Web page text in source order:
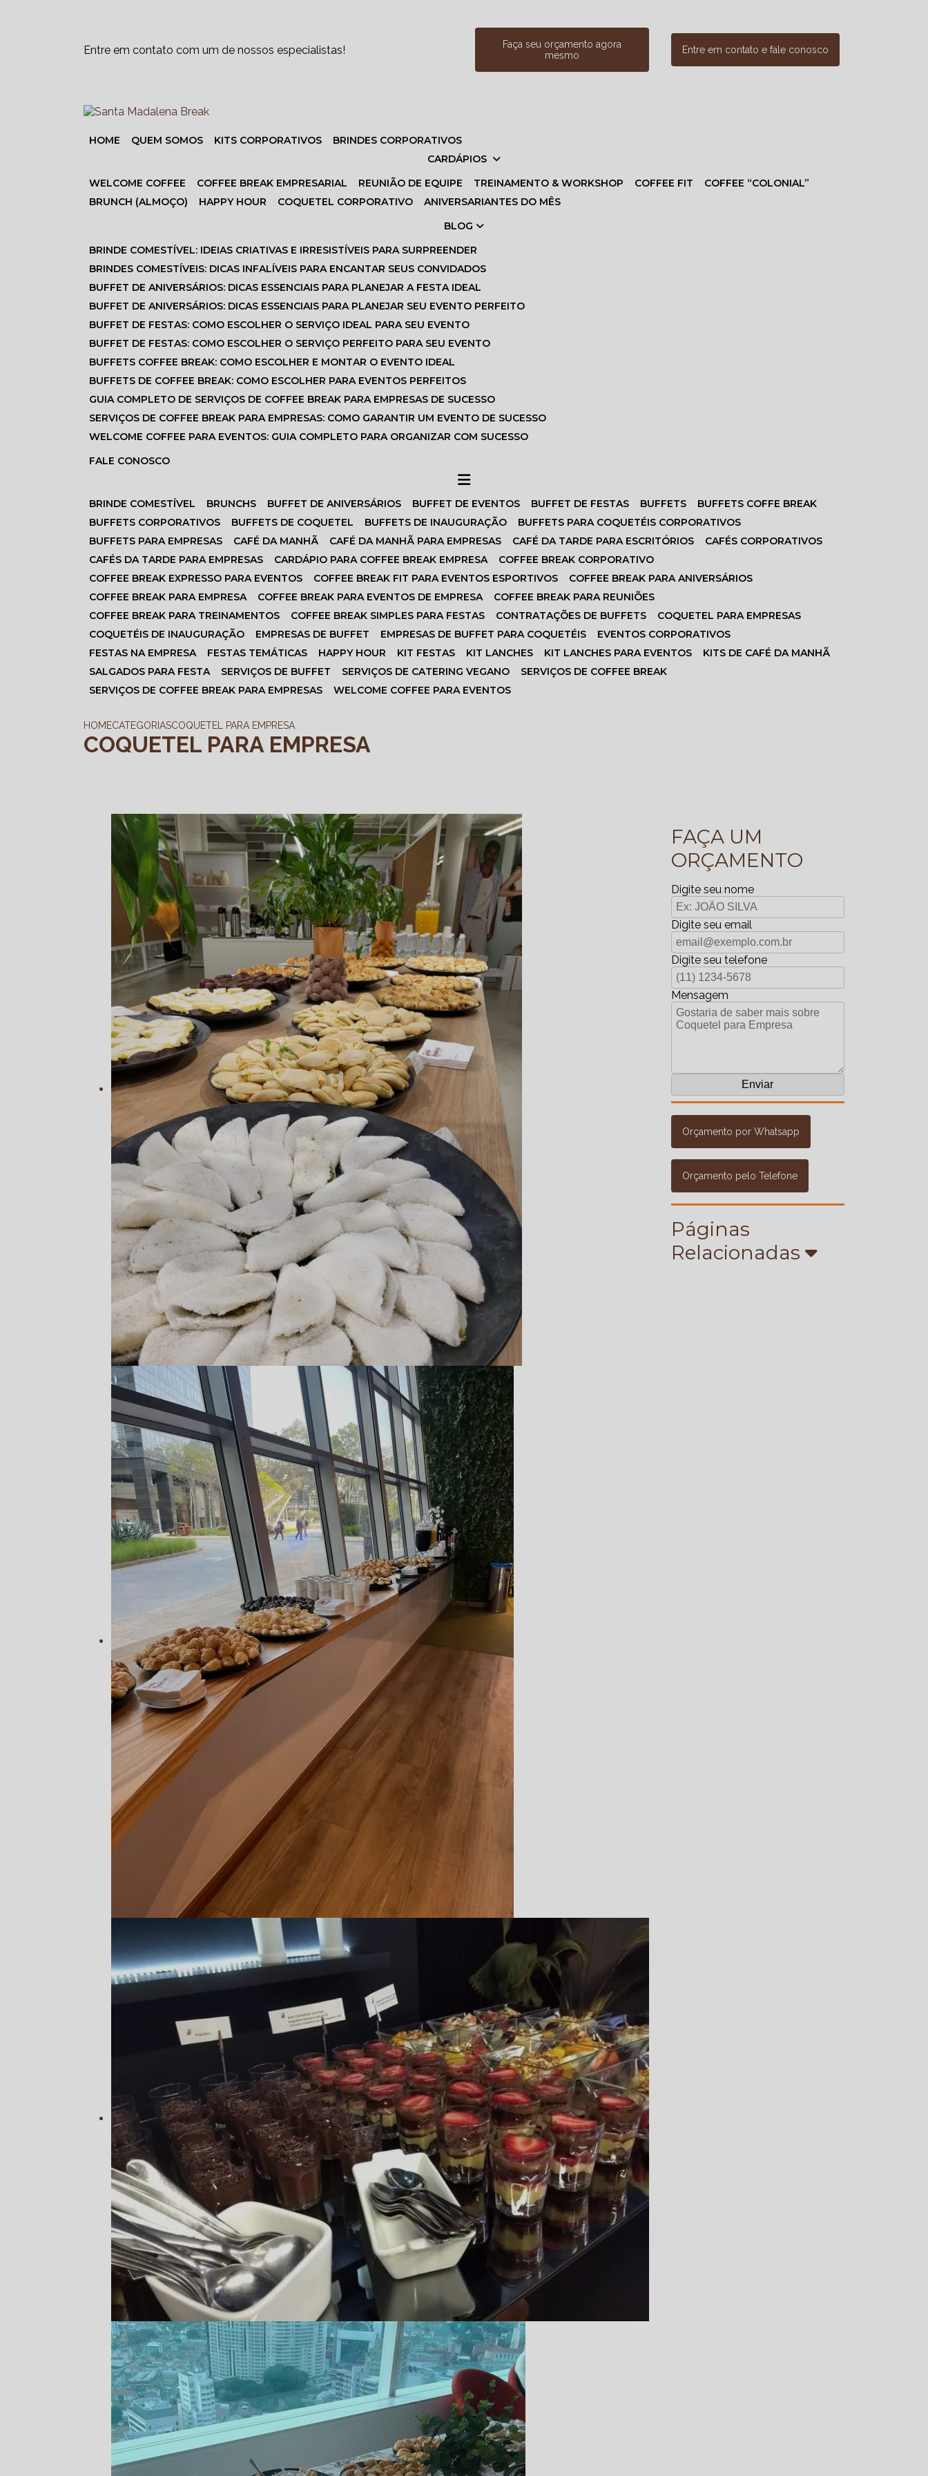
Entre em contato com um de nossos especialistas!
Faça seu orçamento agora
mesmo
Entre em contato e fale conosco
HOME QUEM SOMOS KITS CORPORATIVOS
BRINDES CORPORATIVOS
CARDÁPIOS
WELCOME COFFEE
COFFEE BREAK EMPRESARIAL REUNIÃO DE EQUIPE TREINAMENTO & WORKSHOP COFFEE FIT
COFFEE “COLONIAL”
BRUNCH (ALMOÇO)
HAPPY HOUR COQUETEL CORPORATIVO
ANIVERSARIANTES DO MÊS
BLOG
BRINDE COMESTÍVEL: IDEIAS CRIATIVAS E IRRESISTÍVEIS PARA SURPREENDER
BRINDES COMESTÍVEIS: DICAS INFALÍVEIS PARA ENCANTAR SEUS CONVIDADOS
BUFFET DE ANIVERSÁRIOS: DICAS ESSENCIAIS PARA PLANEJAR A FESTA IDEAL
BUFFET DE ANIVERSÁRIOS: DICAS ESSENCIAIS PARA PLANEJAR SEU EVENTO PERFEITO
BUFFET DE FESTAS: COMO ESCOLHER O SERVIÇO IDEAL PARA SEU EVENTO
BUFFET DE FESTAS: COMO ESCOLHER O SERVIÇO PERFEITO PARA SEU EVENTO
BUFFETS COFFEE BREAK: COMO ESCOLHER E MONTAR O EVENTO IDEAL
BUFFETS DE COFFEE BREAK: COMO ESCOLHER PARA EVENTOS PERFEITOS
GUIA COMPLETO DE SERVIÇOS DE COFFEE BREAK PARA EMPRESAS DE SUCESSO
SERVIÇOS DE COFFEE BREAK PARA EMPRESAS: COMO GARANTIR UM EVENTO DE SUCESSO
WELCOME COFFEE PARA EVENTOS: GUIA COMPLETO PARA ORGANIZAR COM SUCESSO
FALE CONOSCO
BRINDE COMESTÍVEL BRUNCHS BUFFET DE ANIVERSÁRIOS BUFFET DE EVENTOS BUFFET DE FESTAS BUFFETS
BUFFETS COFFE BREAK
BUFFETS CORPORATIVOS
BUFFETS DE COQUETEL BUFFETS DE INAUGURAÇÃO
BUFFETS PARA COQUETÉIS CORPORATIVOS
BUFFETS PARA EMPRESAS
CAFÉ DA MANHÃ CAFÉ DA MANHÃ PARA EMPRESAS CAFÉ DA TARDE PARA ESCRITÓRIOS
CAFÉS CORPORATIVOS
CAFÉS DA TARDE PARA EMPRESAS
CARDÁPIO PARA COFFEE BREAK EMPRESA
COFFEE BREAK CORPORATIVO
COFFEE BREAK EXPRESSO PARA EVENTOS
COFFEE BREAK FIT PARA EVENTOS ESPORTIVOS
COFFEE BREAK PARA ANIVERSÁRIOS
COFFEE BREAK PARA EMPRESA
COFFEE BREAK PARA EVENTOS DE EMPRESA
COFFEE BREAK PARA REUNIÕES
COFFEE BREAK PARA TREINAMENTOS
COFFEE BREAK SIMPLES PARA FESTAS CONTRATAÇÕES DE BUFFETS
COQUETEL PARA EMPRESAS
COQUETÉIS DE INAUGURAÇÃO
EMPRESAS DE BUFFET EMPRESAS DE BUFFET PARA COQUETÉIS
EVENTOS CORPORATIVOS
FESTAS NA EMPRESA
FESTAS TEMÁTICAS HAPPY HOUR KIT FESTAS KIT LANCHES KIT LANCHES PARA EVENTOS
KITS DE CAFÉ DA MANHÃ
SALGADOS PARA FESTA
SERVIÇOS DE BUFFET SERVIÇOS DE CATERING VEGANO
SERVIÇOS DE COFFEE BREAK
SERVIÇOS DE COFFEE BREAK PARA EMPRESAS
WELCOME COFFEE PARA EVENTOS
HOMECATEGORIASCOQUETEL PARA EMPRESA
COQUETEL PARA EMPRESA
FAÇA UM
ORÇAMENTO
Digite seu nome
Digite seu email
Digite seu telefone
Mensagem
Orçamento por Whatsapp
Orçamento pelo Telefone
Páginas
Relacionadas